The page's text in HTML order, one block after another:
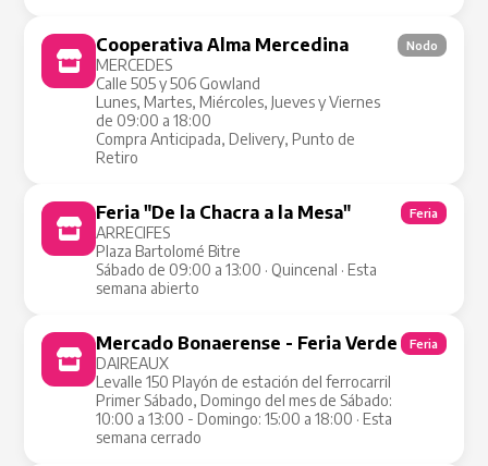
Cooperativa Alma Mercedina
MERCEDES
Calle 505 y 506 Gowland
Lunes, Martes, Miércoles, Jueves y Viernes
de 09:00 a 18:00
Compra Anticipada, Delivery, Punto de
Retiro
Nodo
Feria "De la Chacra a la Mesa"
ARRECIFES
Plaza Bartolomé Bitre
Sábado de 09:00 a 13:00 · Quincenal · Esta
semana abierto
Feria
Mercado Bonaerense - Feria Verde
DAIREAUX
Levalle 150 Playón de estación del ferrocarril
Primer Sábado, Domingo del mes de Sábado:
10:00 a 13:00 - Domingo: 15:00 a 18:00 · Esta
semana cerrado
Feria